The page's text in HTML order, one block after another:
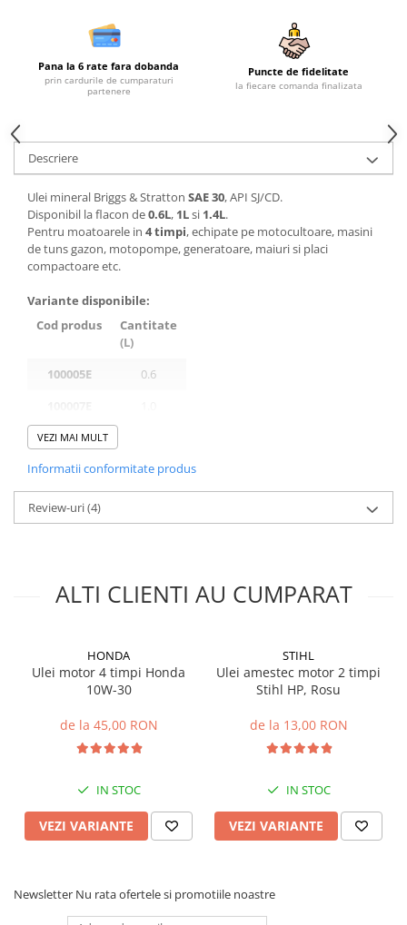
Alte unelte de gradinarit
gradina
Casti de protectie
Manusi de lucru
Ochelari de protectie
Electrice si Iluminat
Sisteme fotovoltaice
Prize & Prelungitoare
Foreze pentru subtraversari
Tubulatura evacuare deseuri
Arzatoare izolatii cu gaz
Pana la 6 rate fara dobanda
prin cardurile de cumparaturi
partenere
Puncte de fidelitate
la fiecare comanda finalizata
Descriere
Ulei mineral Briggs & Stratton SAE 30,API SJ/CD.
Disponibil la flacon de0.6L, 1Lsi 1.4L.
Pentru moatoarele in 4 timpi, echipate pe motocultoare, masini
de tuns gazon, motopompe, generatoare, maiuri si placi
compactoare etc.
Variante disponibile:
Cod produs
Cantitate
(L)
100005E
0.6
100006E
VEZI MAI MULT
Informatii conformitate produs
Review-uri(4)
ALTI CLIENTI AU CUMPARAT
HONDA
Ulei motor 4 timpi Honda
10W-30
de la 45,00 RON
IN STOC
VEZI VARIANTE
STIHL
Ulei amestec motor 2 timpi
Stihl HP, Rosu
de la 13,00 RON
IN STOC
VEZI VARIANTE
Newsletter Nu rata ofertele si promotiile noastre